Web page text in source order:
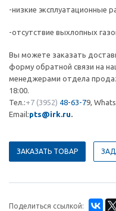
-низкие эксплуатационные
-отсутствие выхлопных
Вы можете заказать
форму обратной связи на
менеджерами отдела
18:00.
Тел.:+7 (3952) 48-63-79,
Email:pts@irk.ru.
ЗАКАЗАТЬ ТОВАР
Поделиться ссылкой: